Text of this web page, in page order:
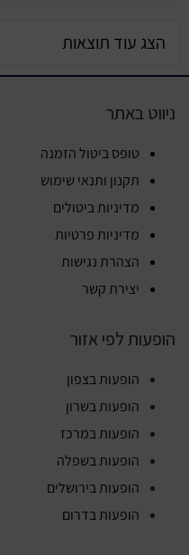
הצג עוד תוצאות
ניווט באתר
טופס ביטול הזמנה
תקנון ותנאי שימוש
מדיניות ביטולים
מדיניות פרטיות
הצהרת נגישות
יצירת קשר
הופעות לפי אזור
הופעות בצפון
הופעות בשרון
הופעות במרכז
הופעות בשפלה
הופעות בירושלים
הופעות בדרום